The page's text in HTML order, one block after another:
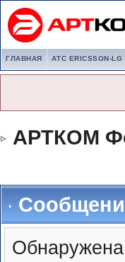
ГЛАВНАЯ АТС ERICSSON-LG
АРТКОМ